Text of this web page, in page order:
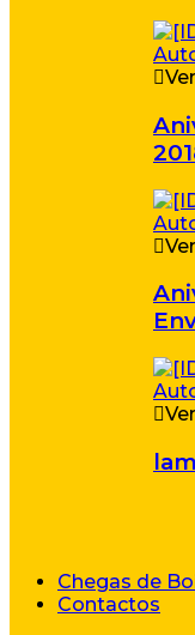
Chegas de
Contactos